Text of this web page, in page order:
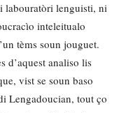
labouratòri lenguisti, ni
inteleitualo
tèms soun jouguet.
d’aquest analiso lis
vist se soun baso
Lengadoucian, tout ço